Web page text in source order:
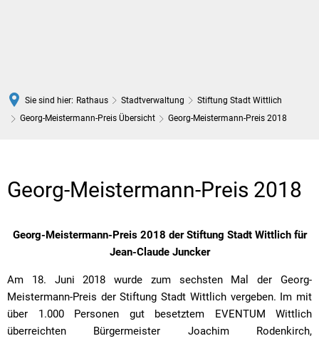
Sie sind hier: Rathaus Stadtverwaltung
Stiftung Stadt Wittlich
Georg-Meistermann-Preis Übersicht
Georg-Meistermann-Preis 2018
Meistermann-
2018
Georg-Meistermann-Preis 2018
Georg-Meistermann-Preis 2018 der Stiftung Stadt Wittlich für
Jean-Claude Juncker
Am 18. Juni 2018 wurde zum sechsten Mal der Georg-
Meistermann-Preis der Stiftung Stadt Wittlich vergeben. Im mit
über 1.000 Personen gut besetztem EVENTUM Wittlich
überreichten Bürgermeister Joachim Rodenkirch,